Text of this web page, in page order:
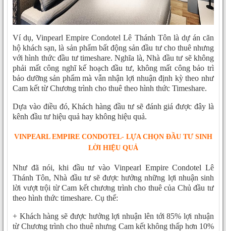
Ví dụ, Vinpearl Empire Condotel Lê Thánh Tôn là dự án căn
hộ khách sạn, là sản phẩm bất động sản đầu tư cho thuê nhưng
với hình thức đầu tư timeshare. Nghĩa là, Nhà đầu tư sẽ không
phải mất công nghĩ kế hoạch đầu tư, không mất công bảo trì
bảo dưỡng sản phẩm mà vẫn nhận lợi nhuận định kỳ theo như
Cam kết từ Chương trình cho thuê theo hình thức Timeshare.
Dựa vào điều đó, Khách hàng đầu tư sẽ đánh giá được đây là
kênh đầu tư hiệu quả hay không hiệu quả.
VINPEARL EMPIRE CONDOTEL- LỰA CHỌN ĐẦU TƯ SINH
LỜI HIỆU QUẢ
Như đã nói, khi đầu tư vào Vinpearl Empire Condotel Lê
Thánh Tôn, Nhà đầu tư sẽ được hưởng những lợi nhuận sinh
lời vượt trội từ Cam kết chương trình cho thuê của Chủ đầu tư
theo hình thức timeshare. Cụ thể:
+ Khách hàng sẽ được hưởng lợi nhuận lên tới 85% lợi nhuận
từ Chương trình cho thuê nhưng Cam kết không thấp hơn 10%